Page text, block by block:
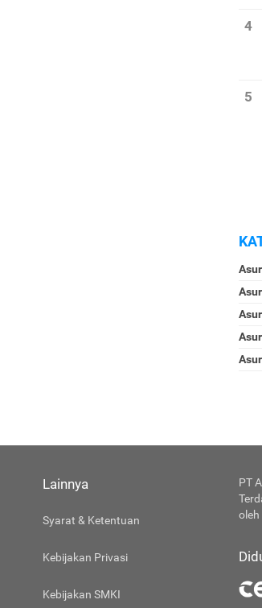
Lainnya
Syarat & Ketentuan
Kebijakan Privasi
Kebijakan SMKI
PT